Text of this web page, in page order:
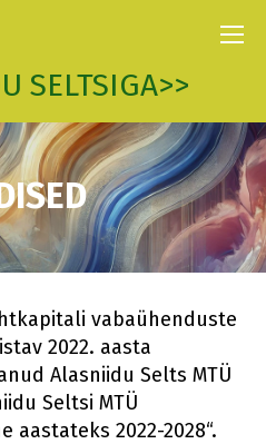
SELTSIGA>>
vabaühenduste
2022. aasta
Alasniidu Selts MTÜ
Seltsi MTÜ
aastateks 2022-2028“.